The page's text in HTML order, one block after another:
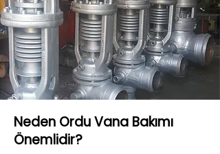
Neden Ordu Vana Bakımı
Önemlidir?